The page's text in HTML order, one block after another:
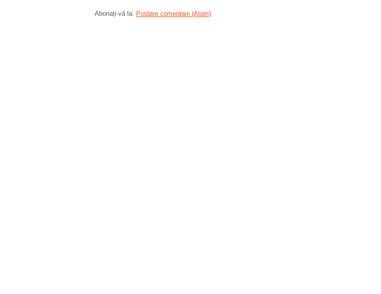
Abonați-vă la: Postare comentarii (Atom)